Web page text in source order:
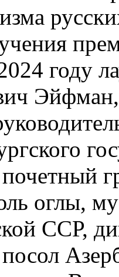
году
почетный
оглы,
ССР,